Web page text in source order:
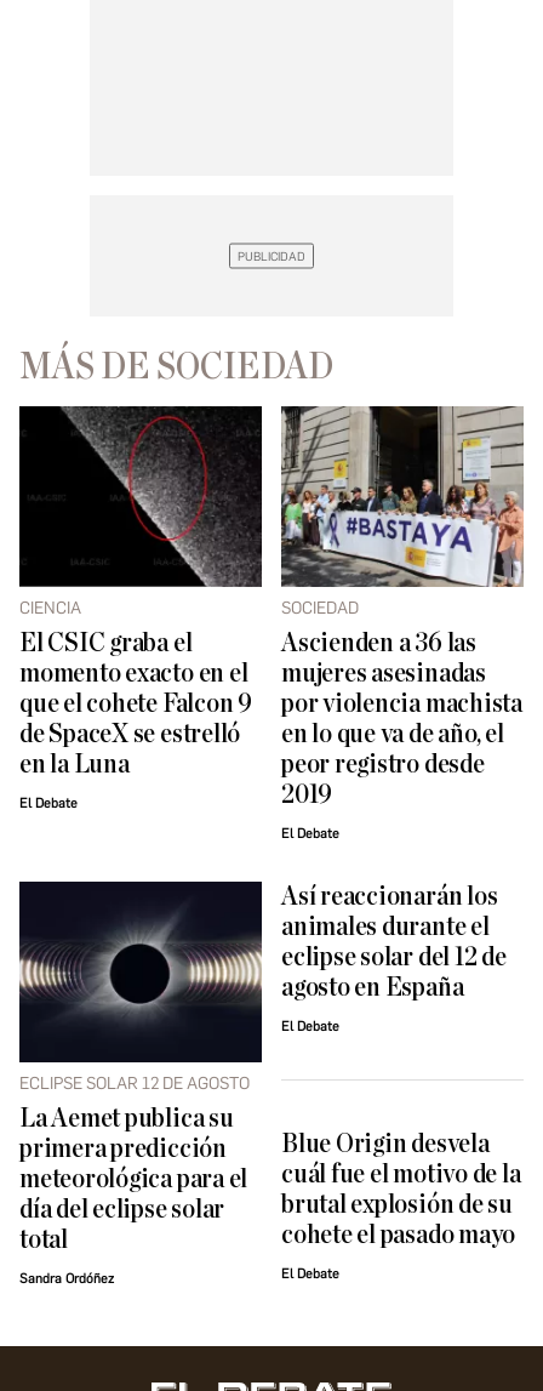
MÁS DE SOCIEDAD
CIENCIA
El CSIC graba el
momento exacto en el
que el cohete Falcon 9
de SpaceX se estrelló
en la Luna
El Debate
SOCIEDAD
Ascienden a 36 las
mujeres asesinadas
por violencia machista
en lo que va de año, el
peor registro desde
2019
El Debate
ECLIPSE SOLAR 12 DE AGOSTO
La Aemet publica su
primera predicción
meteorológica para el
día del eclipse solar
total
Sandra Ordóñez
Así reaccionarán los
animales durante el
eclipse solar del 12 de
agosto en España
El Debate
Blue Origin desvela
cuál fue el motivo de la
brutal explosión de su
cohete el pasado mayo
El Debate